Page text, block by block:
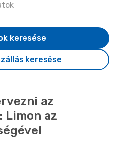
keresése
keresése
az
Limon az